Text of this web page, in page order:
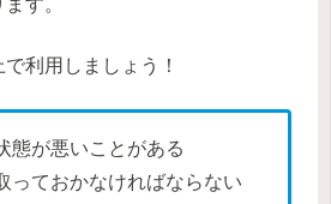
す。
利用しましょう！
態が悪いことがある
っておかなければならない